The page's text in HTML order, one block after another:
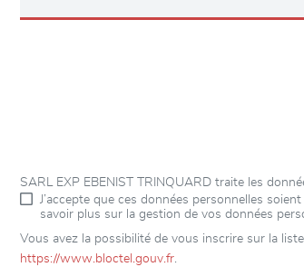
SARL EXP EBENIST TRINQUARD traite les
J’accepte que ces données personnelles
savoir plus sur la gestion de vos données
Vous avez la possibilité de vous inscrire sur la
https://www.bloctel.gouv.fr.